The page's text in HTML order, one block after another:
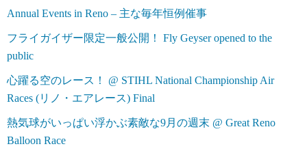
Annual Events in Reno – 主な毎年恒例催事
フライガイザー限定一般公開！ Fly Geyser opened to the
public
心躍る空のレース！ @ STIHL National Championship Air
Races (リノ・エアレース) Final
熱気球がいっぱい浮かぶ素敵な9月の週末 @ Great Reno
Balloon Race